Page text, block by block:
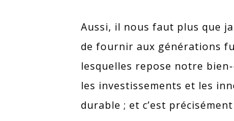
Aussi, il nous faut plus que
de fournir aux générations
lesquelles repose notre
les investissements et les
durable ; et c’est